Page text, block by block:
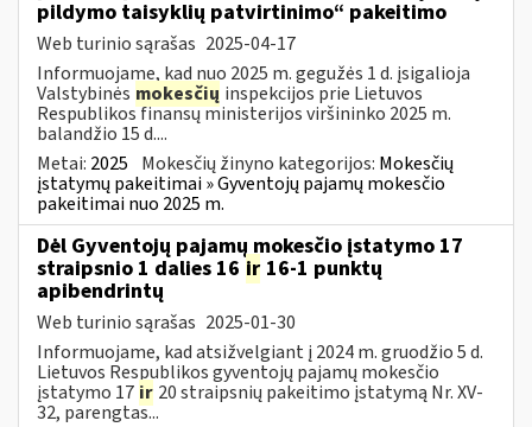
pildymo taisyklių patvirtinimo“ pakeitimo
Web turinio sąrašas 2025-04-17
Informuojame, kad nuo 2025 m. gegužės 1 d. įsigalioja
Valstybinės mokesčių inspekcijos prie Lietuvos
Respublikos finansų ministerijos viršininko 2025 m.
balandžio 15 d....
Metai: 2025 Mokesčių žinyno kategorijos: Mokesčių
įstatymų pakeitimai » Gyventojų pajamų mokesčio
pakeitimai nuo 2025 m.
Dėl Gyventojų pajamų mokesčio įstatymo 17
straipsnio 1 dalies 16 ir 16-1 punktų
apibendrintų
Web turinio sąrašas 2025-01-30
Informuojame, kad atsižvelgiant į 2024 m. gruodžio 5 d.
Lietuvos Respublikos gyventojų pajamų mokesčio
įstatymo 17 ir 20 straipsnių pakeitimo įstatymą Nr. XV-
32, parengtas...